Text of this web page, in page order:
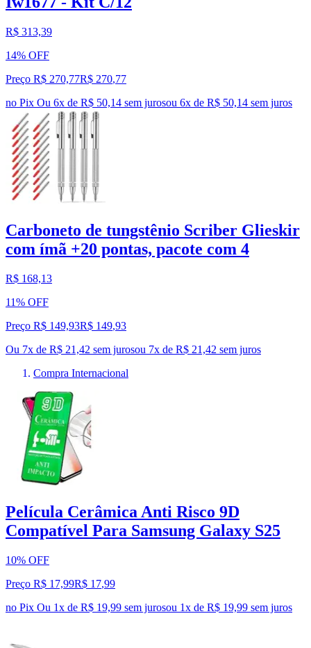
R$ 313,39
14% OFF
Preço R$ 270,77R$ 270,77
no Pix Ou 6x de R$ 50,14 sem jurosou 6x de R$ 50,14 sem juros
Carboneto de tungstênio Scriber Glieskir
com ímã +20 pontas, pacote com 4
R$ 168,13
11% OFF
Preço R$ 149,93R$ 149,93
Ou 7x de R$ 21,42 sem jurosou 7x de R$ 21,42 sem juros
Compra Internacional
Película Cerâmica Anti Risco 9D
Compatível Para Samsung Galaxy S25
10% OFF
Preço R$ 17,99R$ 17,99
no Pix Ou 1x de R$ 19,99 sem jurosou 1x de R$ 19,99 sem juros